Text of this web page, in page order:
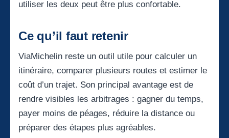
utiliser les deux peut être plus confortable.
Ce qu’il faut retenir
ViaMichelin reste un outil utile pour calculer un
itinéraire, comparer plusieurs routes et estimer le
coût d’un trajet. Son principal avantage est de
rendre visibles les arbitrages : gagner du temps,
payer moins de péages, réduire la distance ou
préparer des étapes plus agréables.